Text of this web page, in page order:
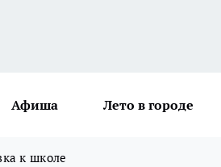
Афиша Лето в городе
к школе